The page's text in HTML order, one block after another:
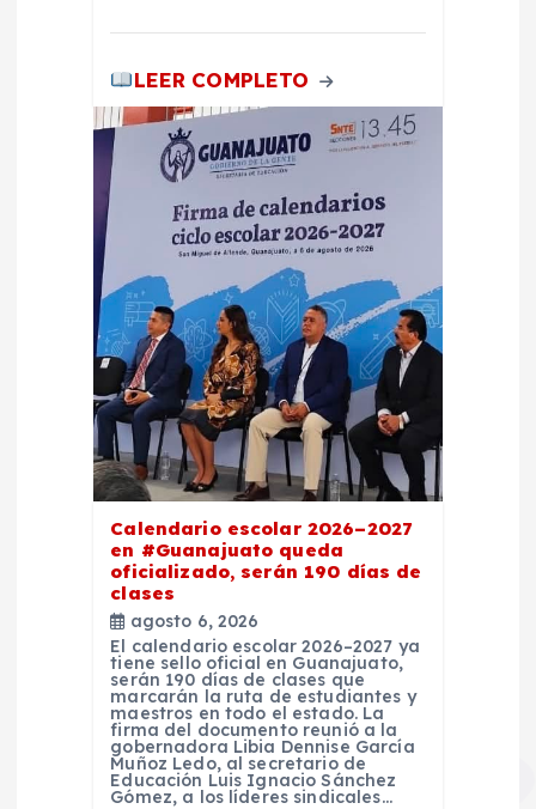
LEER COMPLETO
Calendario escolar 2026–2027
en #Guanajuato queda
oficializado, serán 190 días de
clases
agosto 6, 2026
El calendario escolar 2026–2027 ya
tiene sello oficial en Guanajuato,
serán 190 días de clases que
marcarán la ruta de estudiantes y
maestros en todo el estado. La
firma del documento reunió a la
gobernadora Libia Dennise García
Muñoz Ledo, al secretario de
Educación Luis Ignacio Sánchez
Gómez, a los líderes sindicales…